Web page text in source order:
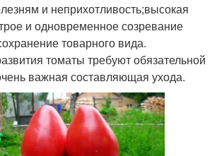
и неприхотливость;высокая
и одновременное созревание
товарного вида.
томаты требуют обязательной
важная составляющая ухода.